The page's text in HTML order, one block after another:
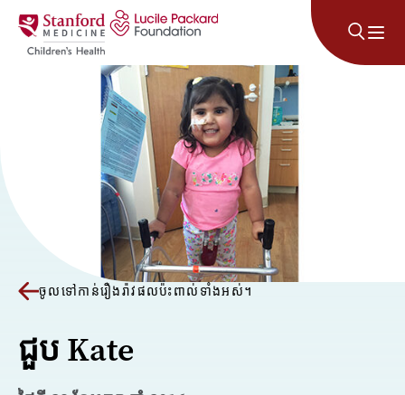
រំលងទៅមាតិកា
ចូលទៅកាន់រឿងរ៉ាវផលប៉ះពាល់ទាំងអស់។
ជួប Kate